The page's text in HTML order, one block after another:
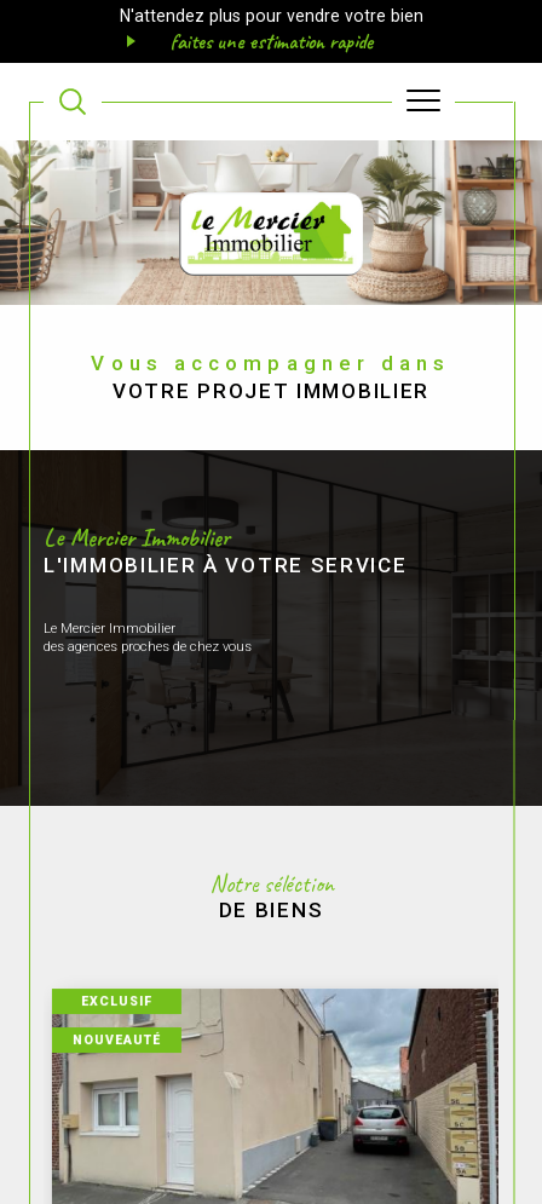
N'attendez plus pour vendre votre bien
faites une estimation rapide
Vous accompagner dans
VOTRE PROJET IMMOBILIER
Le Mercier Immobilier
L'IMMOBILIER À VOTRE SERVICE
Le Mercier Immobilier
des agences proches de chez vous
Notre séléction
DE BIENS
EXCLUSIF
NOUVEAUTÉ